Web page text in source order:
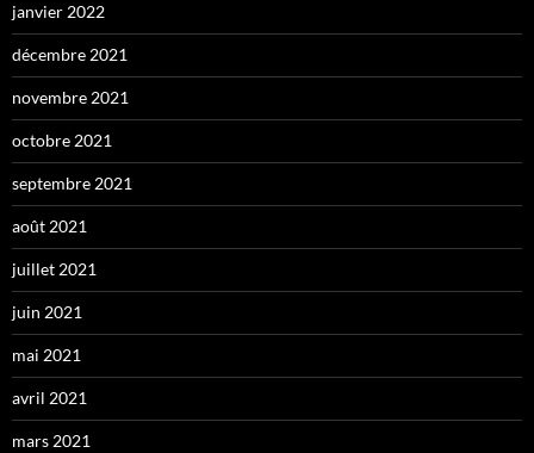
janvier 2022
décembre 2021
novembre 2021
octobre 2021
septembre 2021
août 2021
juillet 2021
juin 2021
mai 2021
avril 2021
mars 2021